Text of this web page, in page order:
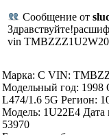
Сообщение от
vin
Марка: C VIN:
Модельный год:
L474/1.6 5G Регион:
Модель: 1U22E4 Дата
53970